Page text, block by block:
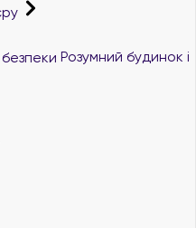
Розумний будинок і